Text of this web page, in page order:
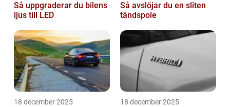
Så uppgraderar du bilens
ljus till LED
Så avslöjar du en sliten
tändspole
18 december 2025 18 december 2025